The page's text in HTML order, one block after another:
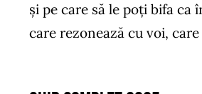
și pe care să le poți bifa
care rezonează cu voi,